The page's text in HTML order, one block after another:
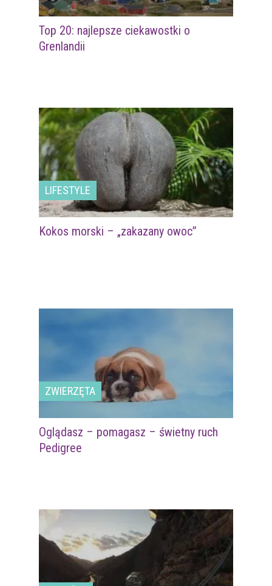
Top 20: najlepsze ciekawostki o
Grenlandii
LIFESTYLE
Kokos morski – „zakazany owoc”
ZWIERZĘTA
Oglądasz – pomagasz – świetny ruch
Pedigree